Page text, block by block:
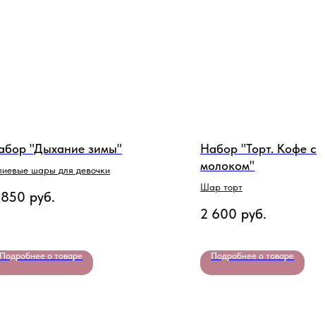
"Дыхание зимы"
шары для девочки
руб.
Подробнее о товаре
Набор "Торт. Кофе с
молоком"
Шар торт
2 600 руб.
Подробнее о товаре